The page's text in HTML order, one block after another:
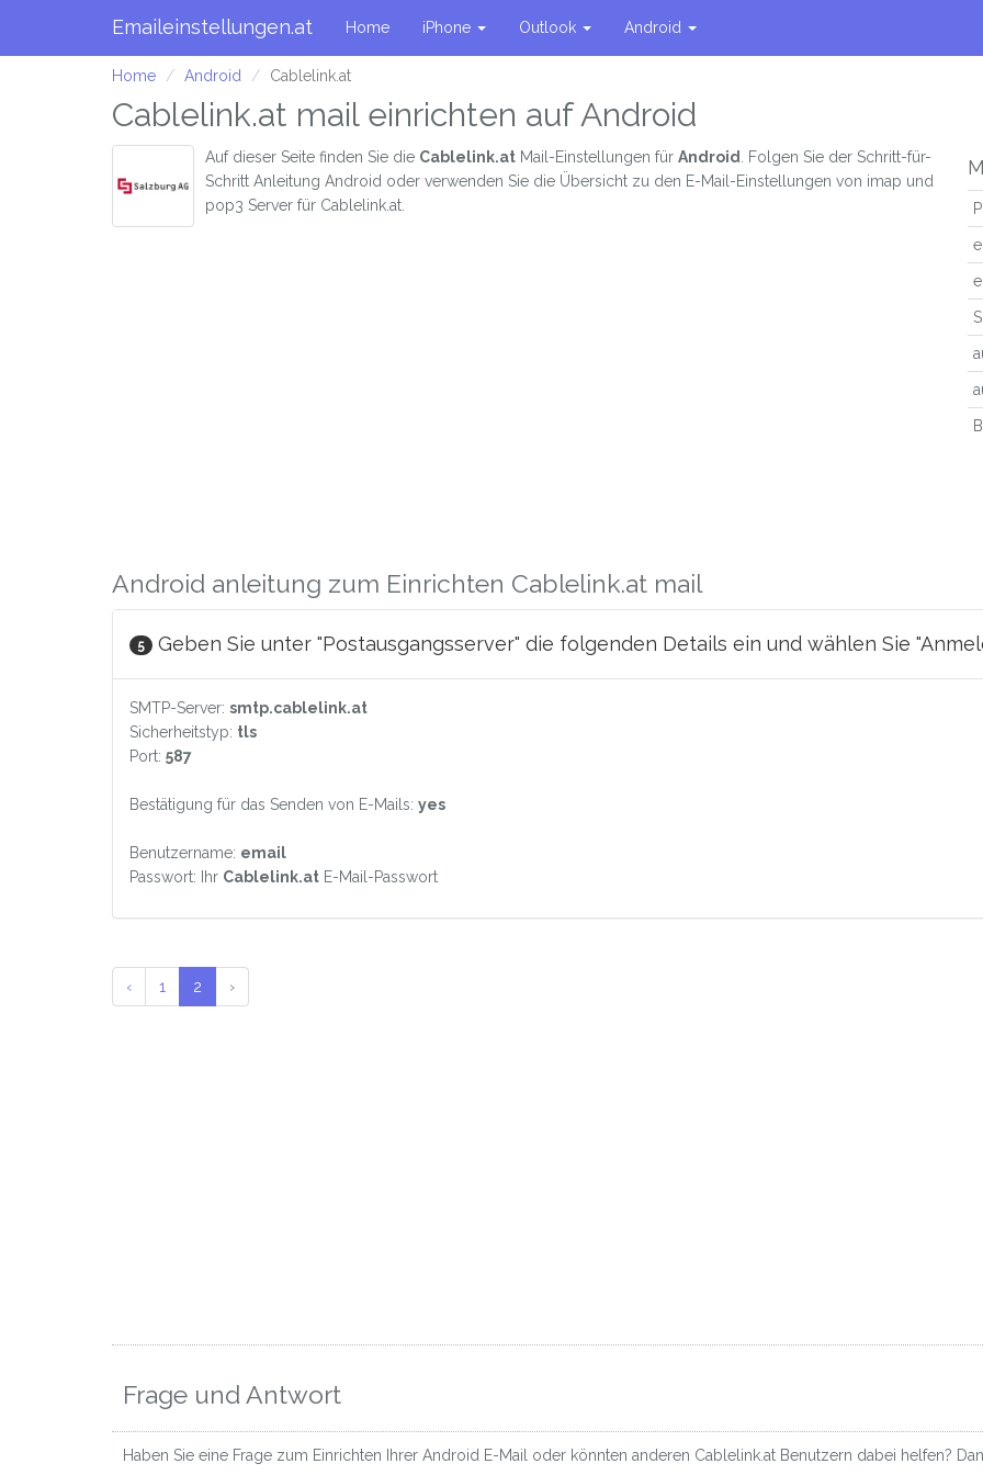
Emaileinstellungen.at Home iPhone Outlook Android
Home Android Cablelink.at
Cablelink.at mail einrichten auf Android
Auf dieser Seite finden Sie die Cablelink.at Mail-Einstellungen für Android
. Folgen Sie der Schritt-für-
Schritt Anleitung Android oder verwenden Sie die Übersicht zu den E-Mail-Einstellungen von imap und
pop3 Server für Cablelink.at.
Android anleitung zum Einrichten Cablelink.at mail
5 Geben Sie unter "Postausgangsserver" die folgenden Details ein und wählen Sie
SMTP-Server: smtp.cablelink.at
Sicherheitstyp: tls
Port: 587
Bestätigung für das Senden von E-Mails: yes
Benutzername: email
Passwort: Ihr Cablelink.at E-Mail-Passwort
‹ 1 2 ›
Frage und Antwort
Haben Sie eine Frage zum Einrichten Ihrer Android E-Mail oder könnten anderen Cablelink.at Benutzern dabei helfen?